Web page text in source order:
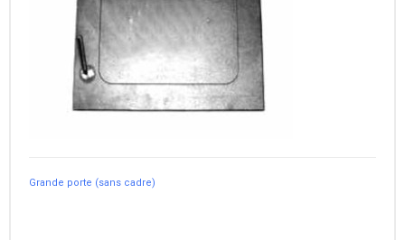
Grande porte (sans cadre)